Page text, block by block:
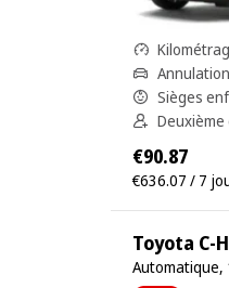
Sièges
€90.87
€636.07 / 7
Toyota C-
Automatique,